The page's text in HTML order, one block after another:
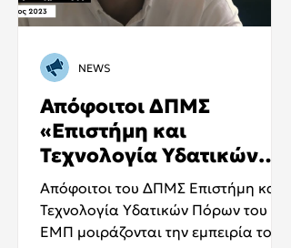
Απόφοιτοι ΔΠΜΣ
«Επιστήμη και
Τεχνολογία Υδατικών
Πόρων» ΕΜΠ (video)
Απόφοιτοι του ΔΠΜΣ Επιστήμη και
Τεχνολογία Υδατικών Πόρων του
ΕΜΠ μοιράζονται την εμπειρία τους.
NEWS